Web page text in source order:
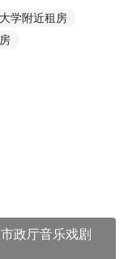
学附近租房
政厅音乐戏剧